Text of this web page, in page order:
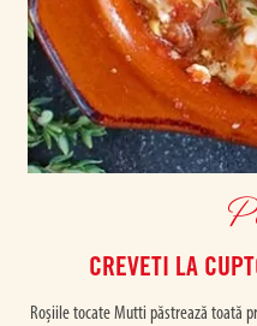
CREVETI LA
Roșiile tocate Mutti păstrează toată